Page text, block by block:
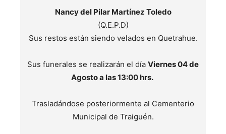
Nancy del Pilar Martínez Toledo
(Q.E.P.D)
Sus restos están siendo velados en Quetrahue.
Sus funerales se realizarán el día Viernes 04 de
Agosto a las 13:00 hrs.
Trasladándose posteriormente al Cementerio
Municipal de Traiguén.